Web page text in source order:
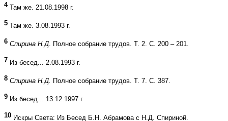
4Там же. 21.08.1998 г.
5 Там же. 3.08.1993 г.
6 Спирина Н.Д. Полное собрание трудов. Т. 2. С. 200 – 201.
7 Из бесед... 2.08.1993 г.
8 Спирина Н.Д. Полное собрание трудов. Т. 7. С. 387.
9 Из бесед... 13.12.1997 г.
10 Искры Света: Из Бесед Б.Н. Абрамова с Н.Д. Спириной.